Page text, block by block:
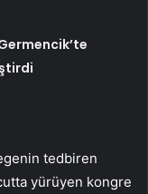
tedbiren
yürüyen kongre